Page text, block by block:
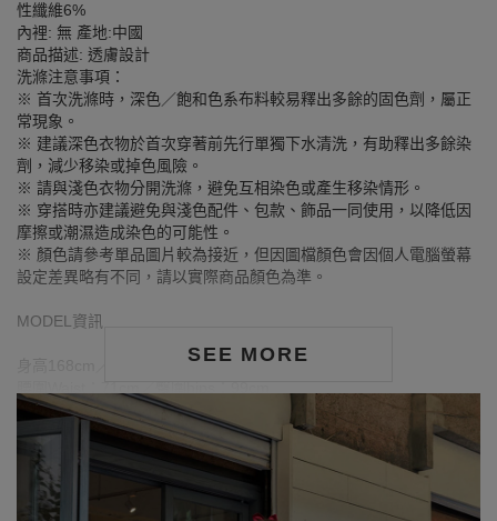
SEE MORE
性纖維6%
內裡: 無 產地:中國
商品描述: 透膚設計
洗滌注意事項：
※ 首次洗滌時，深色／飽和色系布料較易釋出多餘的固色劑，屬正
常現象。
※ 建議深色衣物於首次穿著前先行單獨下水清洗，有助釋出多餘染
劑，減少移染或掉色風險。
※ 請與淺色衣物分開洗滌，避免互相染色或產生移染情形。
※ 穿搭時亦建議避免與淺色配件、包款、飾品一同使用，以降低因
摩擦或潮濕造成染色的可能性。
※ 顏色請參考單品圖片較為接近，但因圖檔顏色會因個人電腦螢幕
設定差異略有不同，請以實際商品顏色為準。
MODEL資訊
身高168cm／胸圍Bust：90cm
試穿報告：模特兒穿著XL號